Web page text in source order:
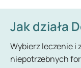
Migrena
rokiem życia. U
menstruacyjna.
po jednej stronie
Jak działa
Wybierz leczenie i
niepotrzebnych